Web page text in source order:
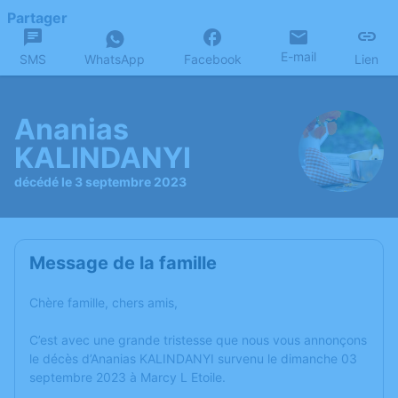
Partager
SMS WhatsApp Facebook E-mail Lien
Ananias
KALINDANYI
décédé le 3 septembre 2023
Message de la famille
Chère famille, chers amis,
C’est avec une grande tristesse que nous vous annonçons
le décès d’Ananias KALINDANYI survenu le dimanche 03
septembre 2023 à Marcy L Etoile.